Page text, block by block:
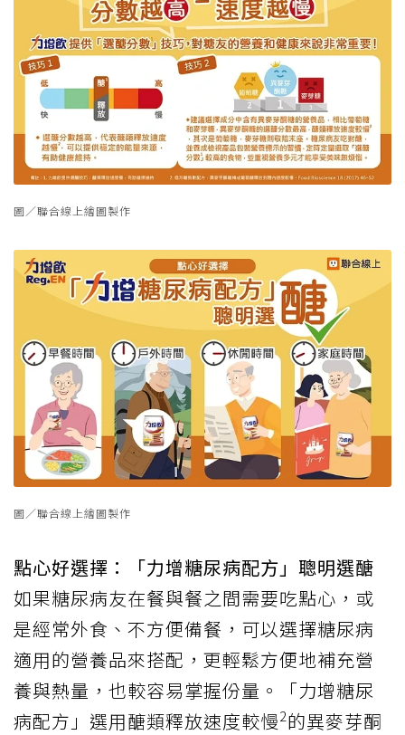
圖／聯合線上繪圖製作
圖／聯合線上繪圖製作
點心好選擇：「力增糖尿病配方」聰明選醣
如果糖尿病友在餐與餐之間需要吃點心，或
是經常外食、不方便備餐，可以選擇糖尿病
適用的營養品來搭配，更輕鬆方便地補充營
養與熱量，也較容易掌握份量。「力增糖尿
病配方」選用醣類釋放速度較慢2的異麥芽酮